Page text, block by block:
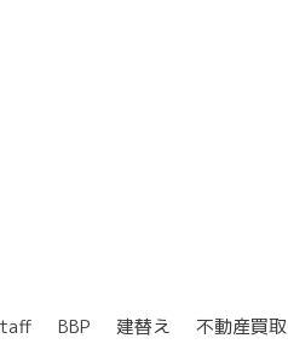
BBP 建替え
不動産買取